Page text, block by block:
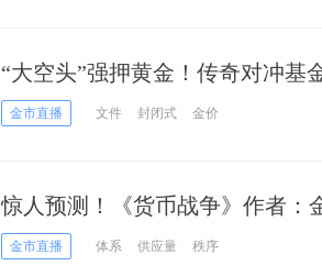
“大空头”强押黄金！传奇对冲基
儿 买超440000个Sprott信托单位
金市直播 文件 封闭式 金价
惊人预测！《货币战争》作者：
行可能被迫回归“金本位”
金市直播 体系 供应量 秩序